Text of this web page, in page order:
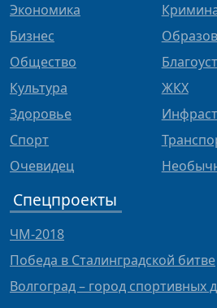
Экономика
Бизнес
Общество
Культура
Здоровье
Спорт
Очевидец
ЖКХ
Спецпроекты
ЧМ-2018
Победа в Сталинградской битве
Волгоград – город спортивных